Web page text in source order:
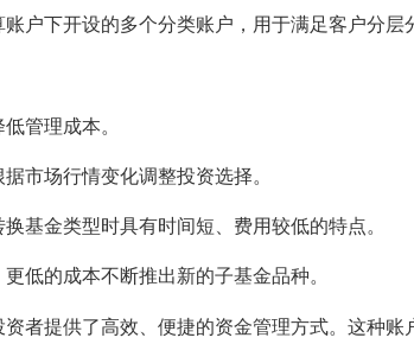
户下开设的多个分类账户，用于满足客户分层
管理成本。
市场行情变化调整投资选择。
基金类型时具有时间短、费用较低的特点。
低的成本不断推出新的子基金品种。
者提供了高效、便捷的资金管理方式。这种